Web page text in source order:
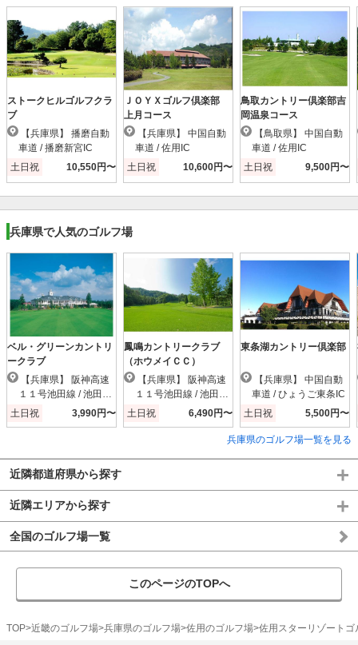
ストークヒルゴルフクラ
ブ
車道 / 播磨新宮IC
土日祝
10,550円〜
ＪＯＹＸゴルフ倶楽部
上月コース
車道 / 佐用IC
土日祝
10,600円〜
鳥取カントリー倶楽部吉
岡温泉コース
車道 / 佐用IC
土日祝
9,500円〜
兵庫県で人気のゴルフ場
ベル・グリーンカントリ
ークラブ
１１号池田線 / 池田木
部IC
土日祝 3,990円〜
鳳鳴カントリークラブ
（ホウメイＣＣ）
１１号池田線 / 池田木
部IC
土日祝 6,490円〜
東条湖カントリー倶楽部
車道 / ひょうご東条IC
土日祝
5,500円〜
兵庫県のゴルフ場一覧を見る
近隣都道府県から探す
近隣エリアから探す
全国のゴルフ場一覧
このページのTOPへ
TOP 近畿のゴルフ場 兵庫県のゴルフ場 佐用のゴルフ場 佐用スターリゾート